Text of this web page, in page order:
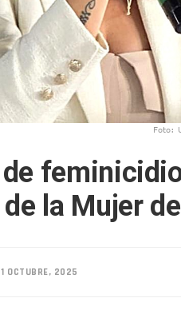
Bruno Blancas Lleva El
Liberan 180 Crías De
Puerto Vallarta Participa
Ofrecerán Asesoría
Juan Solís E Iris Torres
Realizan Operativo
Semana Lluviosa Para
Voces Del Orgullo
Partido Verde Conforma Su
Nuevo Transporte
En Vallarta, Todos Los
Foto:
la Mujer
OCTUBRE, 2025